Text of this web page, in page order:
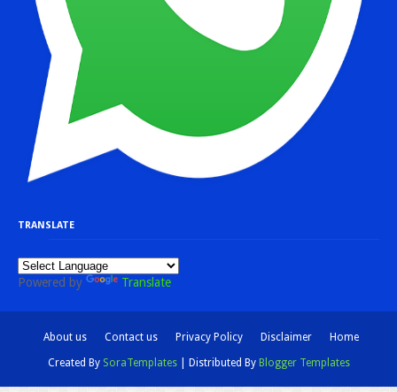
TRANSLATE
Powered by Translate
About us Contact us Privacy Policy Disclaimer Home
Created By SoraTemplates| Distributed By Blogger Templates